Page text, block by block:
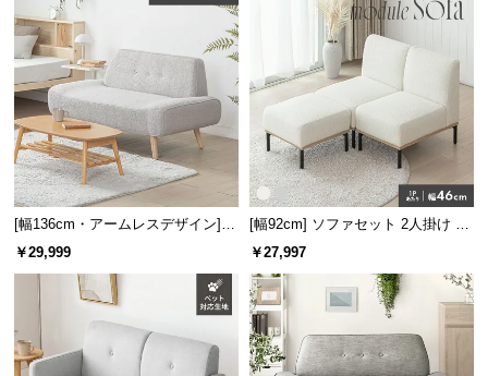
肌触りの良いファブリック
[幅136cm・アームレスデザイン]
北欧調 2人掛けソファ シープボア
￥29,999
[幅92cm] ソファセット 2人掛け オ
ットマン付き
￥27,997